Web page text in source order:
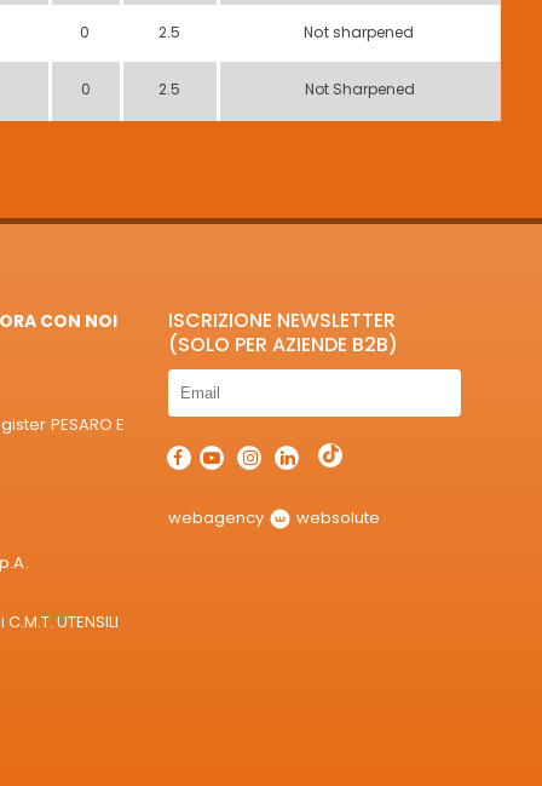
0 2.5 Not sharpened
0 2.5 Not Sharpened
CON NOI
PESARO E
UTENSILI
ISCRIZIONE NEWSLETTER
(SOLO PER AZIENDE B2B)
webagency websolute